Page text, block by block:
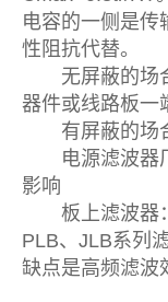
电容的一侧是传
性阻抗代替。
无屏蔽的场合
器件或线路板一
有屏蔽的场合
电源滤波器厂
影响
板上滤波器：
PLB、JLB系列
缺点是高频滤波